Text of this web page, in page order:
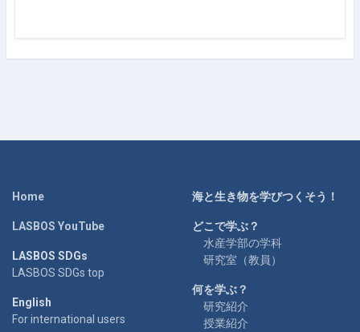
Home
LASBOS YouTube
LASBOS SDGs
LASBOS SDGs top
English
For international users
海と生き物を学びつくそう！
どこで学ぶ？
水産学部の学科
研究室（教員）
何を学ぶ？
研究紹介
授業紹介